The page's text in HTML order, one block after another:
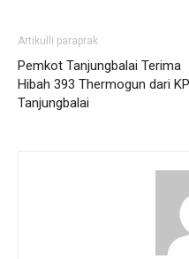
Artikulli paraprak
Pemkot Tanjungbalai Terima
Hibah 393 Thermogun dari
Tanjungbalai